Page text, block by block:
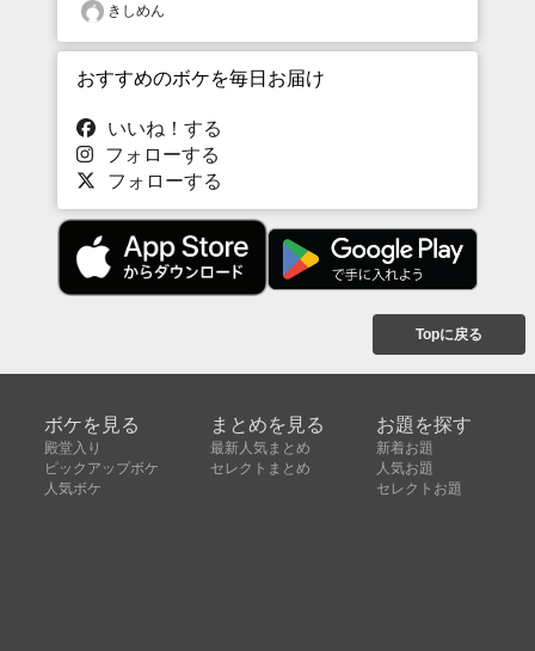
きしめん
おすすめのボケを毎日お届け
いいね！する
フォローする
フォローする
Topに戻る
ボケを見る
殿堂入り
ピックアップボケ
人気ボケ
まとめを見る
最新人気まとめ
セレクトまとめ
お題を探す
新着お題
人気お題
セレクトお題